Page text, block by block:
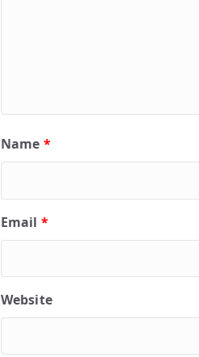
Name *
Email *
Website